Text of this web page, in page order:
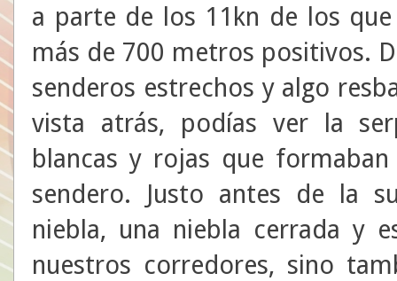
a parte de los 11kn de los
más de 700 metros positivos.
senderos estrechos y algo
vista atrás, podías ver la
blancas y rojas que
sendero. Justo antes de la
niebla, una niebla cerrada y
nuestros corredores, sino